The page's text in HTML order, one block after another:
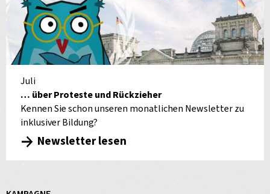
Juli
… über Proteste und Rückzieher
Kennen Sie schon unseren monatlichen Newsletter zu
inklusiver Bildung?
Newsletter lesen